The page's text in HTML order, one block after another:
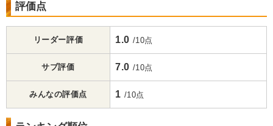
評価点
リーダー評価 1.0 /10点
サブ評価 7.0 /10点
みんなの評価点 1 /10点